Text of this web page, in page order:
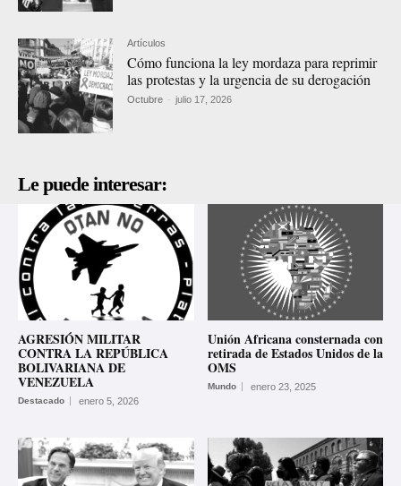
Artículos
Cómo funciona la ley mordaza para reprimir
las protestas y la urgencia de su derogación
Octubre - julio 17, 2026
Le puede interesar:
AGRESIÓN MILITAR
CONTRA LA REPÚBLICA
BOLIVARIANA DE
VENEZUELA
Destacado enero 5, 2026
Unión Africana consternada con
retirada de Estados Unidos de la
OMS
Mundo enero 23, 2025